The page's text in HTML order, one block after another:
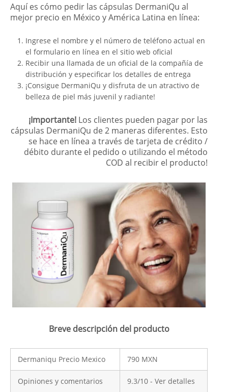
Aquí es cómo pedir las cápsulas DermaniQu al
mejor precio en México y América Latina en línea:
Ingrese el nombre y el número de teléfono actual en
el formulario en línea en el sitio web oficial
Recibir una llamada de un oficial de la compañía de
distribución y especificar los detalles de entrega
¡Consigue DermaniQu y disfruta de un atractivo de
belleza de piel más juvenil y radiante!
¡Importante! Los clientes pueden pagar por las
cápsulas DermaniQu de 2 maneras diferentes. Esto
se hace en línea a través de tarjeta de crédito /
débito durante el pedido o utilizando el método
COD al recibir el producto!
Breve descripción del producto
Dermaniqu Precio Mexico 790 MXN
Opiniones y comentarios 9.3/10 - Ver detalles